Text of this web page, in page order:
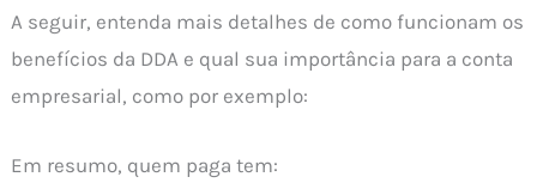
A seguir, entenda mais detalhes de como funcionam os
benefícios da DDA e qual sua importância para a conta
empresarial, como por exemplo:
Em resumo, quem paga tem: